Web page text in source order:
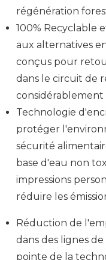
régénération
100% Recyclable
aux alternatives
conçus pour
dans le circuit de
considérablement
Technologie
protéger
sécurité
base d'eau non
impressions
réduire les
Réduction de
dans des lignes
pointe de la